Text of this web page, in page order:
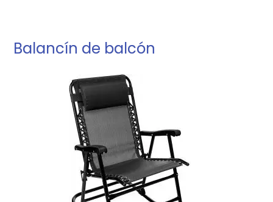
Balancín de balcón